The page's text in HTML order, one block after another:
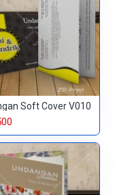
Soft Cover V010